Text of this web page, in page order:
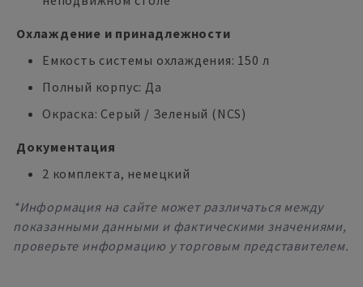
Охлаждение и принадлежности
Емкость системы охлаждения: 150 л
Полный корпус: Да
Окраска: Серый / Зеленый (NCS)
Документация
2 комплекта, немецкий
*Информация на сайте может различаться между
показанными данными и фактическими значениями,
проверьте информацию у торговым представителем.